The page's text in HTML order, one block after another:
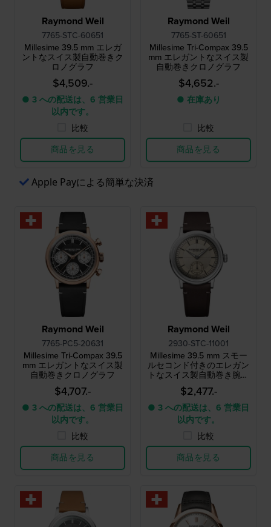
Raymond Weil
7765-STC-60651
Millesime 39.5 mm エレガ
ントなスイス製自動巻きク
ロノグラフ
$4,509.-
● 3 への配送は、6 営業日
以内です。
比較
商品を見る
Raymond Weil
7765-ST-60651
Millesime Tri-Compax 39.5
mm エレガントなスイス製
自動巻きクロノグラフ
$4,652.-
● 在庫あり
比較
商品を見る
Apple Payによる簡単な決済
Raymond Weil
7765-PC5-20631
Millesime Tri-Compax 39.5
mm エレガントなスイス製
自動巻きクロノグラフ
$4,707.-
● 3 への配送は、6 営業日
以内です。
比較
商品を見る
Raymond Weil
2930-STC-11001
Millesime 39.5 mm スモー
ルセコンド付きのエレガン
トなスイス製自動巻き腕時
計
$2,477.-
● 3 への配送は、6 営業日
以内です。
比較
商品を見る